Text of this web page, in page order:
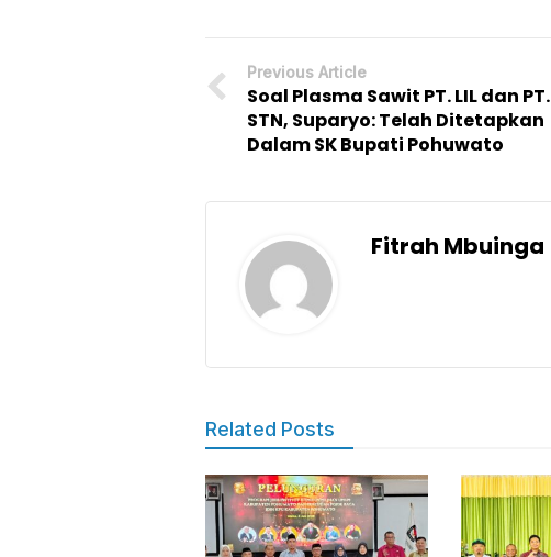
Previous Article
Soal Plasma Sawit PT. LIL dan PT.
STN, Suparyo: Telah Ditetapkan
Dalam SK Bupati Pohuwato
Fitrah Mbuinga
Related Posts